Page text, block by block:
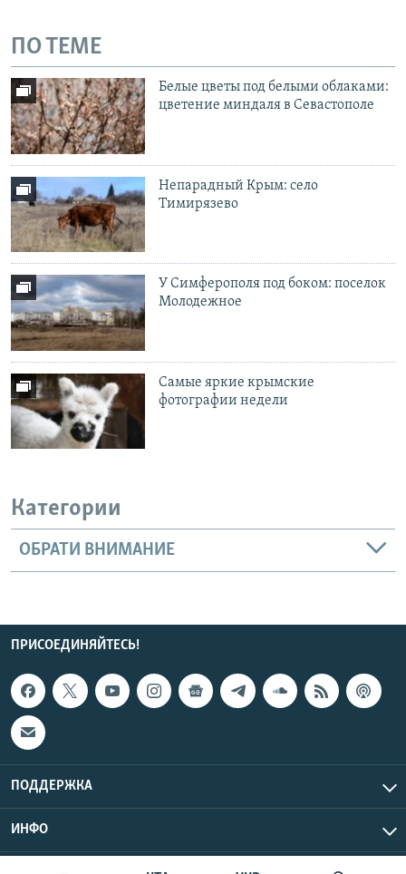
ПО ТЕМЕ
Белые цветы под белыми облаками:
цветение миндаля в Севастополе
Непарадный Крым: село
Тимирязево
У Симферополя под боком: поселок
Молодежное
Самые яркие крымские
фотографии недели
Категории
ОБРАТИ ВНИМАНИЕ
ПРИСОЕДИНЯЙТЕСЬ!
ПОДДЕРЖКА
ИНФО